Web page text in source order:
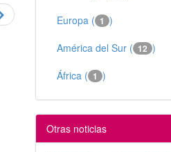
Europa ( 1 )
América del Sur ( 12 )
África ( 1 )
Otras noticias